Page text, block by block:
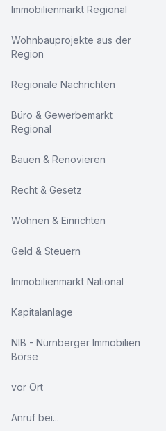
Immobilienmarkt Regional
Wohnbauprojekte aus der
Region
Regionale Nachrichten
Büro & Gewerbemarkt
Regional
Bauen & Renovieren
Recht & Gesetz
Wohnen & Einrichten
Geld & Steuern
Immobilienmarkt National
Kapitalanlage
NIB - Nürnberger Immobilien
Börse
vor Ort
Anruf bei...